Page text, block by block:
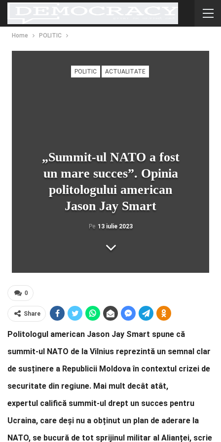
Home POLITIC
POLITIC ACTUALITATE
„Summit-ul NATO a fost
un mare succes”. Opinia
politologului american
Jason Jay Smart
Pe 13 iulie 2023
0
Share
Politologul american Jason Jay Smart spune că
summit-ul NATO de la Vilnius reprezintă un semnal clar
de susținere a Republicii Moldova în contextul crizei de
securitate din regiune. Mai mult decât atât,
expertul califică summit-ul drept un succes pentru
Ucraina, care deși nu a obținut un plan de aderare la
NATO, se bucură de tot sprijinul militar al Alianței, scrie